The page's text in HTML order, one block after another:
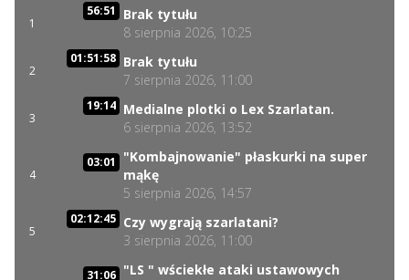
1
56:51
Brak tytułu
8 sierpnia 2026, 10:25
2
01:51:58 Brak tytułu
7 sierpnia 2026, 11:00
3
19:14 Medialne plotki o Lex Szarlatan.
6 sierpnia 2026, 13:52
4
03:01
"Kombajnowanie" płaskurki na super
mąkę
5 sierpnia 2026, 14:57
5
02:12:45 Czy wygrają szarlatani?
3 sierpnia 2026, 11:00
31:06 "LS " wściekłe ataki ustawowych